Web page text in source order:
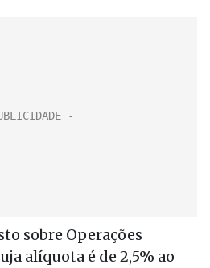
sobre Operações
alíquota é de 2,5% ao